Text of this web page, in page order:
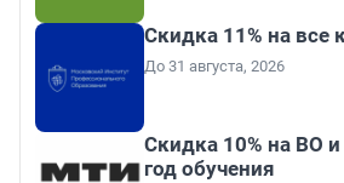
Скидка 11% на все
До 31 августа, 2026
Скидка 10% на ВО
год обучения